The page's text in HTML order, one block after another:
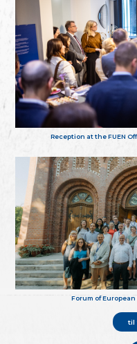
Reception at the FUEN
Forum of
til